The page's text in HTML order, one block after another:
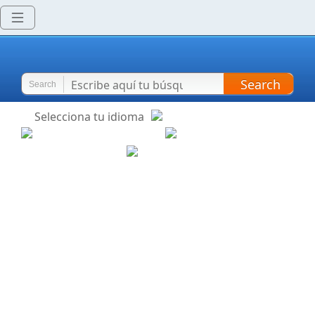
Search Search
Selecciona tu idioma